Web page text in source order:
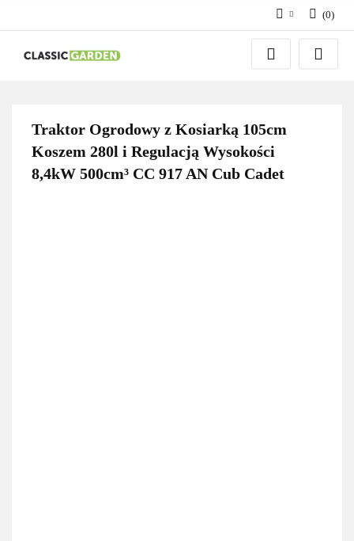
Zaloguj się
(0)
Traktor Ogrodowy z Kosiarką 105cm
Koszem 280l i Regulacją Wysokości
8,4kW 500cm³ CC 917 AN Cub Cadet